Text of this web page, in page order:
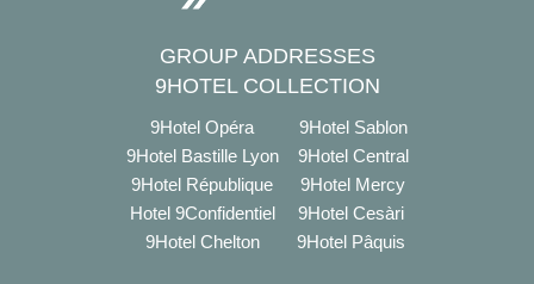
GROUP ADDRESSES
9HOTEL COLLECTION
9Hotel Opéra
9Hotel Sablon
9Hotel Bastille Lyon
9Hotel Central
9Hotel République
9Hotel Mercy
Hotel 9Confidentiel
9Hotel Cesàri
9Hotel Chelton
9Hotel Pâquis